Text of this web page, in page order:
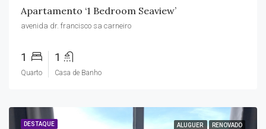
Apartamento ‘1 Bedroom Seaview’
avenida dr. francisco sa carneiro
1
Quarto
1
Casa de Banho
DESTAQUE ALUGUER RENOVADO